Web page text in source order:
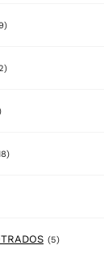
49 products
22 products
11 products
18 products
(5)5 products